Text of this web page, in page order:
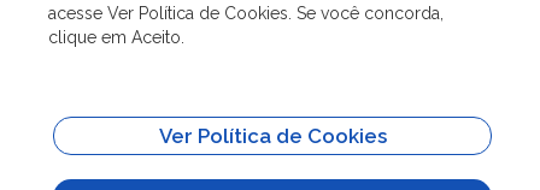
ACESSO À INFORMAÇÃO
SITES IMPORTANTES
acesse Ver Política de Cookies. Se você concorda,
clique em Aceito.
Ver Política de Cookies